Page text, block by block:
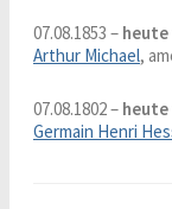
07.08.1853 – heute
Arthur Michael,
07.08.1802 – heute
Germain Henri